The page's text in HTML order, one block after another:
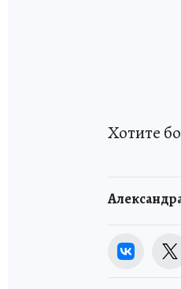
Хотите